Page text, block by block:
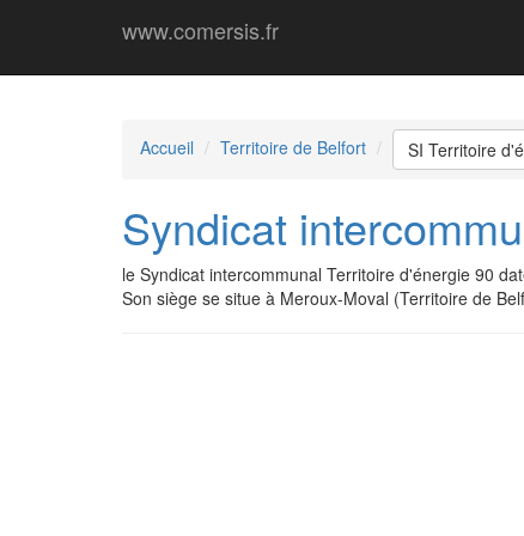
www.comersis.fr
Accueil Territoire de Belfort SI Territoire
Syndicat
le Syndicat intercommunal Territoire d'énergie 90
Son siège se situe à Meroux-Moval (Territoire de